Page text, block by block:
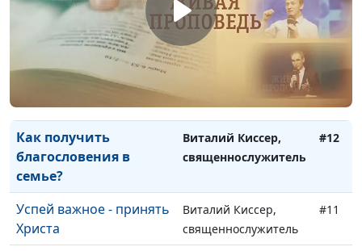
Как избежать
токсичных отношений?
Виталий Киссер,
священнослужитель
#14
Жизнь с Богом -
лучший путь
Виталий Киссер,
священнослужитель
Как получить
благословения в
семье?
Виталий Киссер,
священнослужитель
#12
Успей важное - принять
Христа
Виталий Киссер,
священнослужитель
#11